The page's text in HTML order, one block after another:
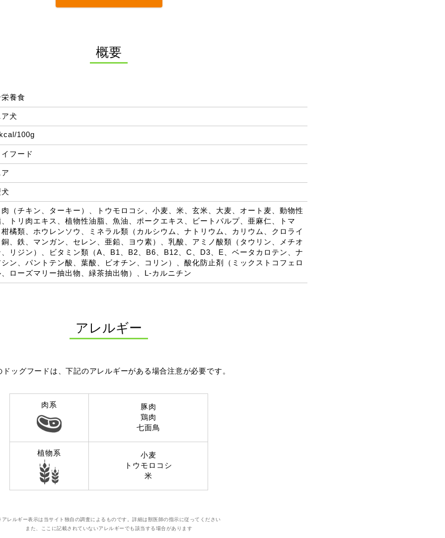
概要
養食
犬
100g
イフード
肉（チキン、ターキー）、トウモロコシ、小麦、米、玄米、大麦、オート麦、動物性
トリ肉エキス、植物性油脂、魚油、ポークエキス、ビートパルプ、亜麻仁、トマ
柑橘類、ホウレンソウ、ミネラル類（カルシウム、ナトリウム、カリウム、クロライ
銅、鉄、マンガン、セレン、亜鉛、ヨウ素）、乳酸、アミノ酸類（タウリン、メチオ
、リジン）、ビタミン類（A、B1、B2、B6、B12、C、D3、E、ベータカロテン、ナ
シン、パントテン酸、葉酸、ビオチン、コリン）、酸化防止剤（ミックストコフェロ
、ローズマリー抽出物、緑茶抽出物）、L-カルニチン
アレルギー
ドッグフードは、下記のアレルギーがある場合注意が必要です。
肉系
豚肉
鶏肉
七面鳥
植物系
小麦
トウモロコシ
米
レルギー表示は当サイト独自の調査によるものです。詳細は獣医師の指示に従ってください
また、ここに記載されていないアレルギーでも該当する場合があります